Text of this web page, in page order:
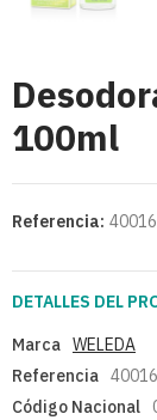
100ml
Referencia:
DETALLES DEL
Marca WELEDA
Referencia
Código Nacional